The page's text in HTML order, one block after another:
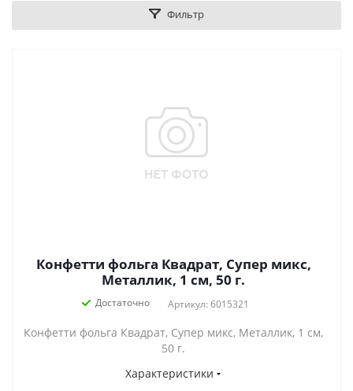
Фильтр
Конфетти фольга Квадрат, Супер микс,
Металлик, 1 см, 50 г.
Достаточно Артикул: 6015321
Конфетти фольга Квадрат, Супер микс, Металлик, 1 см,
50 г.
Характеристики